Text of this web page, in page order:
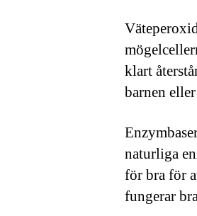
klart
barnen
naturliga
för bra för
fungerar